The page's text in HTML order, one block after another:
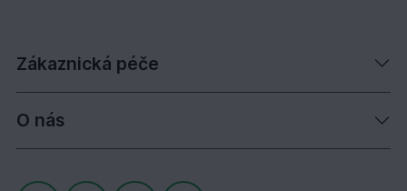
Zákaznická péče
O nás